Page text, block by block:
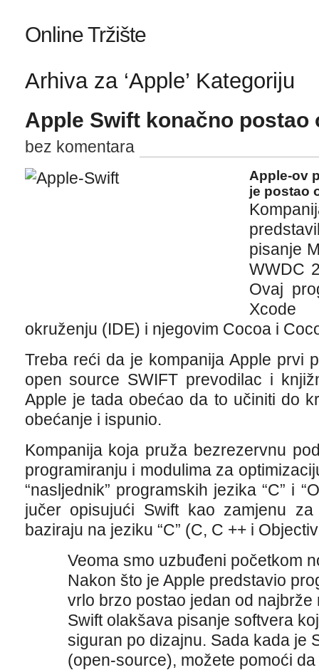
Online Tržište
Arhiva za ‘Apple’ Kategoriju
Apple Swift konačno postao
bez komentara
Apple-ov
je postao
pisanje
WWDC
Ovaj
Xcode
okruženju (IDE) i njegovim Cocoa i
Treba reći da je kompanija Apple prvi
open source SWIFT prevodilac i
Apple je tada obećao da to učiniti do
obećanje i ispunio.
Kompanija koja pruža bezrezervnu
programiranju i modulima za
“nasljednik” programskih jezika “C” i
jučer opisujući Swift kao zamjenu
baziraju na jeziku “C” (C, C ++ i
Veoma smo uzbuđeni početkom
Nakon što je Apple predstavio
vrlo brzo postao jedan od
Swift olakšava pisanje softvera
siguran po dizajnu. Sada kada je
(open-source), možete pomoći